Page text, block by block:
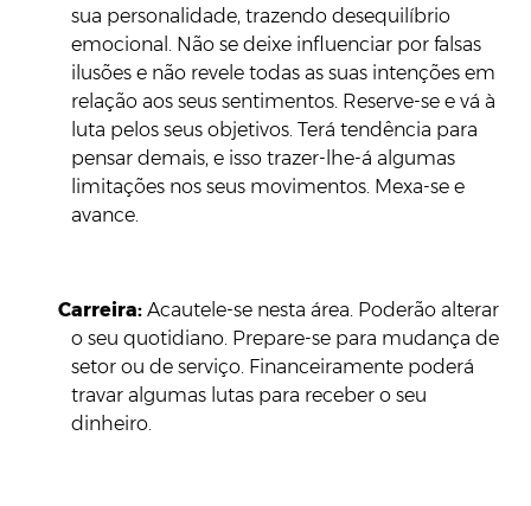
sua personalidade, trazendo desequilíbrio
emocional. Não se deixe influenciar por falsas
ilusões e não revele todas as suas intenções em
relação aos seus sentimentos. Reserve-se e vá à
luta pelos seus objetivos. Terá tendência para
pensar demais, e isso trazer-lhe-á algumas
limitações nos seus movimentos. Mexa-se e
avance.
Carreira: Acautele-se nesta área. Poderão alterar
o seu quotidiano. Prepare-se para mudança de
setor ou de serviço. Financeiramente poderá
travar algumas lutas para receber o seu
dinheiro.